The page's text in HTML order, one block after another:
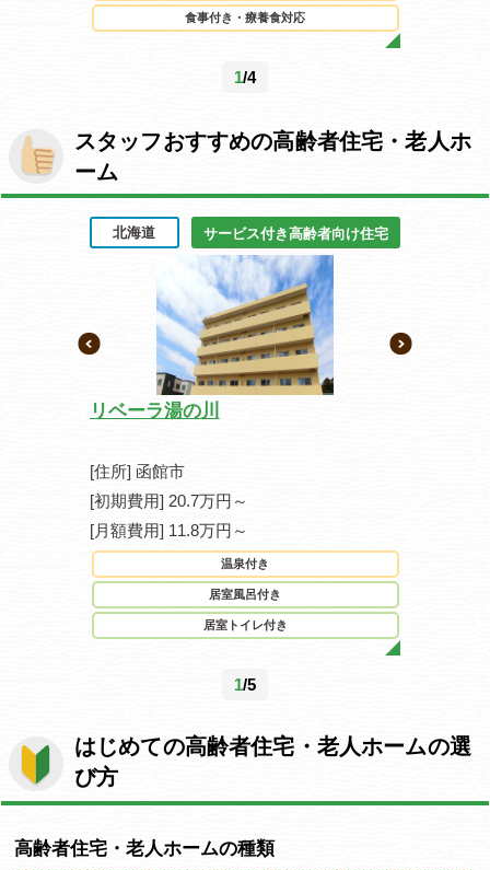
食事付き・療養食対応
1/4
スタッフおすすめの高齢者住宅・老人ホ
ーム
北海道 サービス付き高齢者向け住宅
リベーラ湯の川
[住所] 函館市
[初期費用] 20.7万円～
[月額費用] 11.8万円～
温泉付き
居室風呂付き
居室トイレ付き
1/5
はじめての高齢者住宅・老人ホームの選
び方
高齢者住宅・老人ホームの種類